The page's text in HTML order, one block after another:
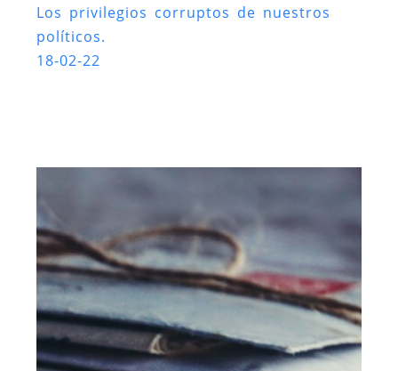
Los privilegios corruptos de nuestros
políticos.
18-02-22